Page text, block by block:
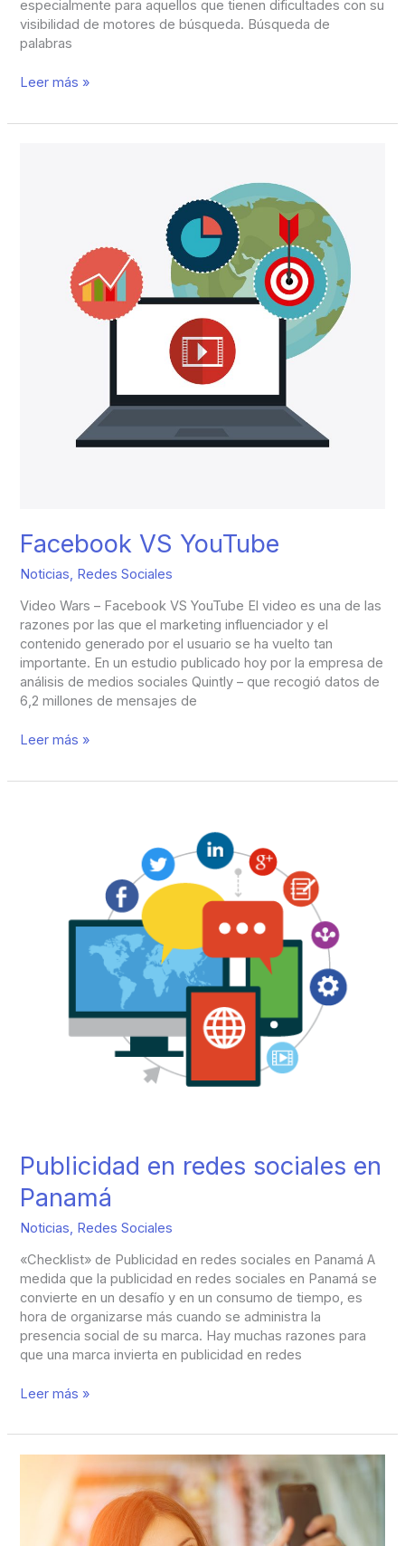
especialmente para aquellos que tienen dificultades con su
visibilidad de motores de búsqueda. Búsqueda de
palabras
Leer más »
Facebook VS YouTube
Noticias, Redes Sociales
Video Wars – Facebook VS YouTube El video es una de las
razones por las que el marketing influenciador y el
contenido generado por el usuario se ha vuelto tan
importante. En un estudio publicado hoy por la empresa de
análisis de medios sociales Quintly – que recogió datos de
6,2 millones de mensajes de
Leer más »
Publicidad en redes sociales en
Panamá
Noticias Redes Sociales
«Checklist» de Publicidad en redes sociales en Panamá A
medida que la publicidad en redes sociales en Panamá se
convierte en un desafío y en un consumo de tiempo, es
hora de organizarse más cuando se administra la
presencia social de su marca. Hay muchas razones para
que una marca invierta en publicidad en redes
Leer más »
Evoluciona
Facebook
Stories